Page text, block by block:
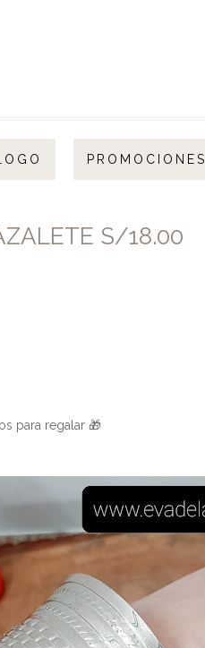
PROMOCIONES
S/18.00
para regalar 🎁